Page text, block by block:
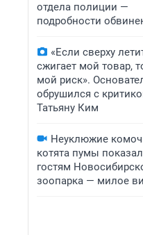
отдела полиции —
подробности
«Если сверху
сжигает мой товар,
мой риск».
обрушился с
Татьяну Ким
Неуклюжие
котята пумы
гостям
зоопарка — милое